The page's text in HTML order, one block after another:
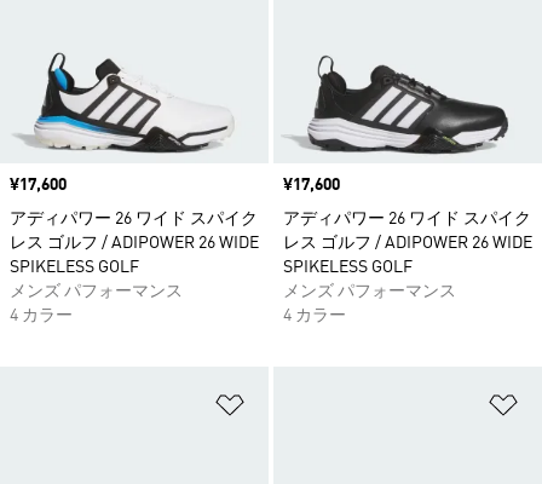
価格
¥17,600
アディパワー 26 ワイド スパイク
レス ゴルフ / ADIPOWER 26 WIDE
SPIKELESS GOLF
メンズ パフォーマンス
4 カラー
価格
¥17,600
アディパワー 26 ワイド スパイク
レス ゴルフ / ADIPOWER 26 WIDE
SPIKELESS GOLF
メンズ パフォーマンス
4 カラー